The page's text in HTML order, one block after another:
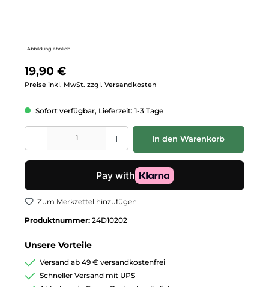
Abbildung ähnlich
Regulärer Preis:
19,90 €
Preise inkl. MwSt. zzgl. Versandkosten
Sofort verfügbar, Lieferzeit: 1-3 Tage
Produkt Anzahl: Gib den gewünschten Wert ein oder benutze die
In den Warenkorb
Zum Merkzettel hinzufügen
Produktnummer: 24D10202
Unsere Vorteile
Versand ab 49 € versandkostenfrei
Schneller Versand mit UPS